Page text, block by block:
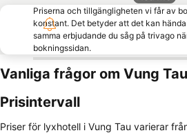
Priserna och tillgängligheten vi får av
konstant. Det betyder att det kan
samma erbjudande du såg på trivago
bokningssidan.
Vanliga frågor om Vung Tau
Prisintervall
Priser för lyxhotell i Vung Tau varierar